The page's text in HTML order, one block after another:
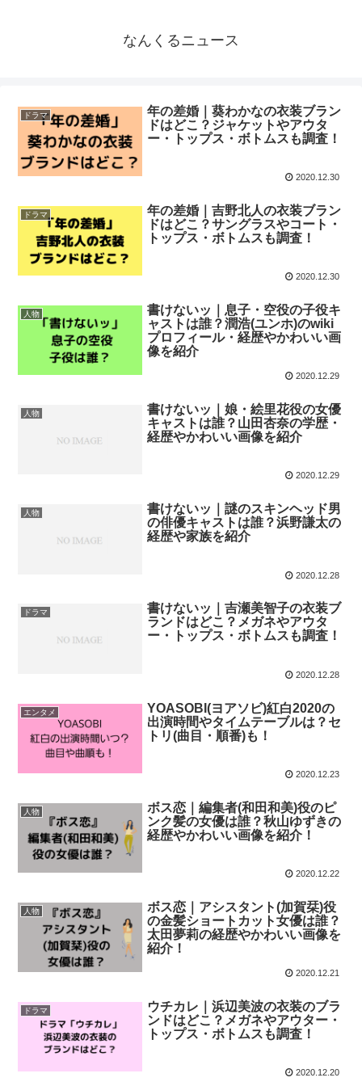
なんくるニュース
ドラマ
年の差婚｜葵わかなの衣装ブラン
ドはどこ？ジャケットやアウタ
ー・トップス・ボトムスも調査！
2020.12.30
ドラマ
年の差婚｜吉野北人の衣装ブラン
ドはどこ？サングラスやコート・
トップス・ボトムスも調査！
2020.12.30
人物
書けないッ｜息子・空役の子役キ
ャストは誰？潤浩(ユンホ)のwiki
プロフィール・経歴やかわいい画
像を紹介
2020.12.29
人物
書けないッ｜娘・絵里花役の女優
キャストは誰？山田杏奈の学歴・
経歴やかわいい画像を紹介
2020.12.29
人物
書けないッ｜謎のスキンヘッド男
の俳優キャストは誰？浜野謙太の
経歴や家族を紹介
2020.12.28
ドラマ
書けないッ｜吉瀬美智子の衣装ブ
ランドはどこ？メガネやアウタ
ー・トップス・ボトムスも調査！
2020.12.28
エンタメ
YOASOBI(ヨアソビ)紅白2020の
出演時間やタイムテーブルは？セ
トリ(曲目・順番)も！
2020.12.23
人物
ボス恋｜編集者(和田和美)役のピ
ンク髪の女優は誰？秋山ゆずきの
経歴やかわいい画像を紹介！
2020.12.22
人物
ボス恋｜アシスタント(加賀栞)役
の金髪ショートカット女優は誰？
太田夢莉の経歴やかわいい画像を
紹介！
2020.12.21
ドラマ
ウチカレ｜浜辺美波の衣装のブラ
ンドはどこ？メガネやアウター・
トップス・ボトムスも調査！
2020.12.20